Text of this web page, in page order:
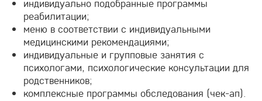
индивидуально подобранные программы
реабилитации;
меню в соответствии с индивидуальными
медицинскими рекомендациями;
индивидуальные и групповые занятия с
психологами, психологические консультации для
родственников;
комплексные программы обследования (чек-ап).